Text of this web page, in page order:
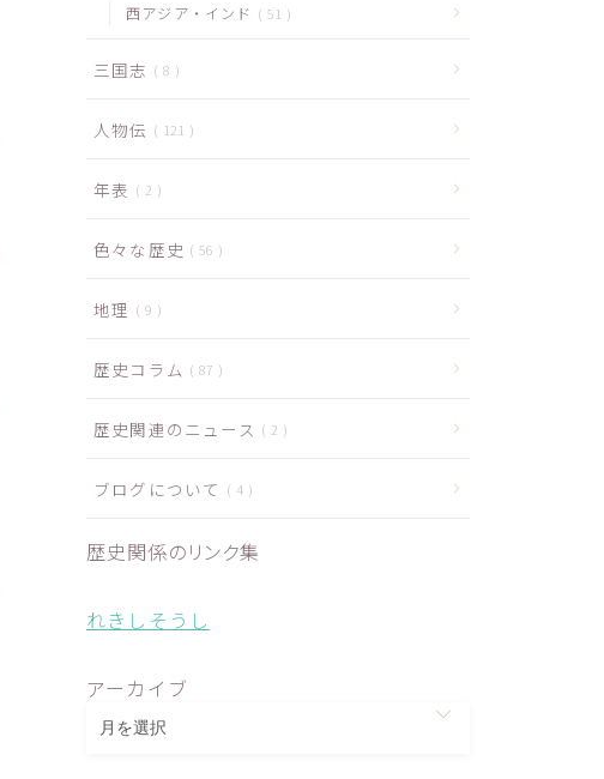
西アジア・インド 51
三国志 8
人物伝 121
年表 2
色々な歴史 56
地理 9
歴史コラム 87
歴史関連のニュース 2
ブログについて 4
歴史関係のリンク集
れきしそうし
アーカイブ